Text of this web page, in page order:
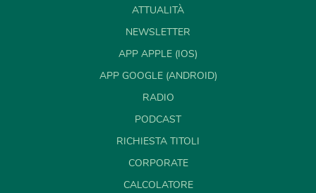
ATTUALITÀ
NEWSLETTER
APP APPLE (IOS)
APP GOOGLE (ANDROID)
RADIO
PODCAST
RICHIESTA TITOLI
CORPORATE
CALCOLATORE